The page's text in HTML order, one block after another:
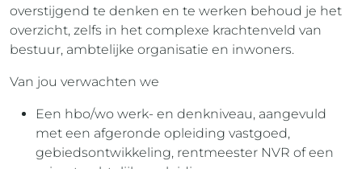
overstijgend te denken en te werken behoud je het
overzicht, zelfs in het complexe krachtenveld van
bestuur, ambtelijke organisatie en inwoners.
Van jou verwachten we
Een hbo/wo werk- en denkniveau, aangevuld
met een afgeronde opleiding vastgoed,
gebiedsontwikkeling, rentmeester NVR of een